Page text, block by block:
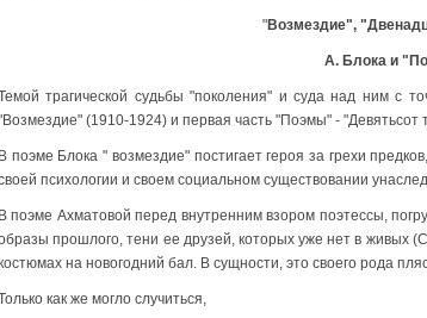
"Возмездие",
А. Блока и
трагической судьбы "поколения" и суда над ним с
(1910-1924) и первая часть "Поэмы" - "Девятьсот
В поэме Блока " возмездие" постигает героя за грехи
психологии и своем социальном существовании
В поэме Ахматовой перед внутренним взором поэтессы,
прошлого, тени ее друзей, которых уже нет в живых
на новогодний бал. В сущности, это своего рода
как же могло случиться,